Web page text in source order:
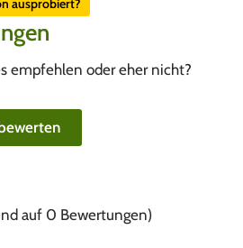
ausprobiert?
empfehlen oder eher nicht?
auf 0 Bewertungen)